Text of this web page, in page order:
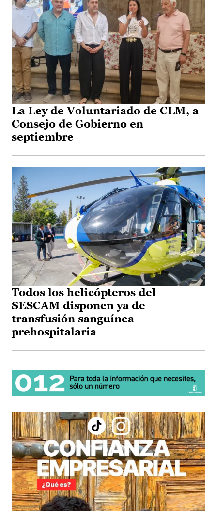
La Ley de Voluntariado de CLM, a
Consejo de Gobierno en
septiembre
Todos los helicópteros del
SESCAM disponen ya de
transfusión sanguínea
prehospitalaria